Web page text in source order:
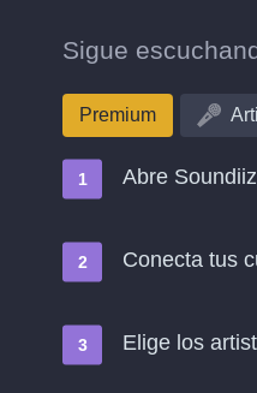
Sigue
Premium
Abre
Conecta tus
Elige los